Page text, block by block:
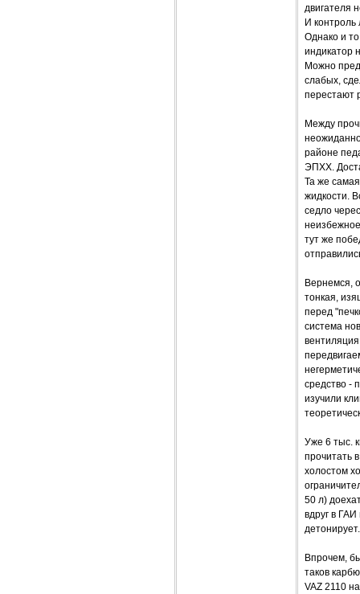
двигателя
И контроль
Однако и
индикатор
Можно
слабых,
перестают
Между
районе
ЭПХХ.
Та же
жидкости.
седло
тут же
Вернемся,
тонкая,
перед
система
средство -
изучили
Уже 6 тыс.
прочитать
холостом
50 л)
вдруг в
Впрочем,
таков
VAZ 2110